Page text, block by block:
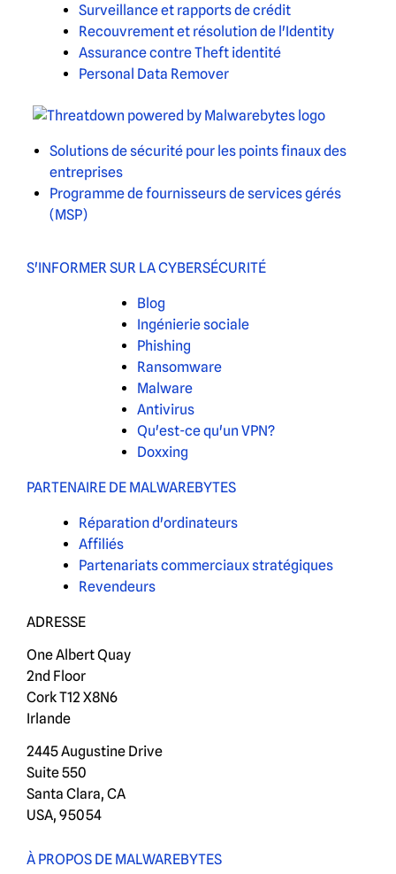
Surveillance et rapports de crédit
Recouvrement et résolution de l'Identity
Assurance contre Theft identité
Personal Data Remover
Solutions de sécurité pour les points finaux des
entreprises
Programme de fournisseurs de services gérés
(MSP)
S'INFORMER SUR LA CYBERSÉCURITÉ
Blog
Ingénierie sociale
Phishing
Ransomware
Malware
Antivirus
Qu'est-ce qu'un VPN?
Doxxing
PARTENAIRE DE MALWAREBYTES
Réparation d'ordinateurs
Affiliés
Partenariats commerciaux stratégiques
Revendeurs
ADRESSE
One Albert Quay
2nd Floor
Cork T12 X8N6
Irlande
2445 Augustine Drive
Suite 550
Santa Clara, CA
USA, 95054
À PROPOS DE MALWAREBYTES